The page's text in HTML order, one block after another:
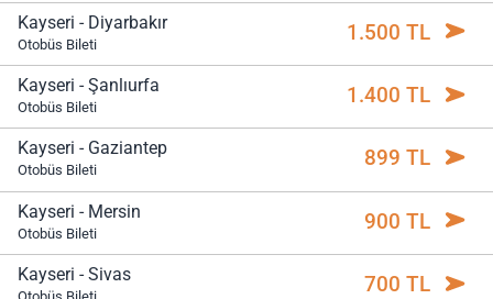
Kayseri - Diyarbakır
Otobüs Bileti 1.500 TL
Kayseri - Şanlıurfa
Otobüs Bileti 1.400 TL
Kayseri - Gaziantep
Otobüs Bileti 899 TL
Kayseri - Mersin
Otobüs Bileti 900 TL
Kayseri - Sivas 700 TL